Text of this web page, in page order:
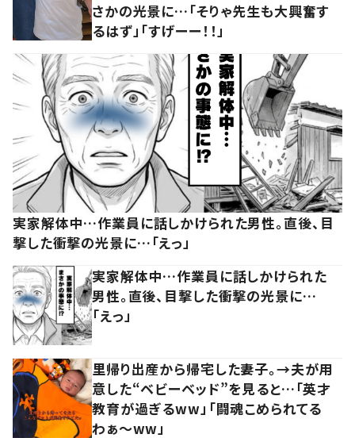
さかの光景に…「そりゃ先生も大興奮す
るはず」「すげーー！！」
実家解体中…作業員に話しかけられた男性。直後、目
撃した衝撃の光景に…「えっ」
実家解体中…作業員に話しかけられた
男性。直後、目撃した衝撃の光景に…
「えっ」
里帰り出産から帰宅した妻子。→夫が用
意した“ベビーベッド”を見ると…「英才
教育が過ぎるww」「闘魂こめられてる
わぁ～ww」